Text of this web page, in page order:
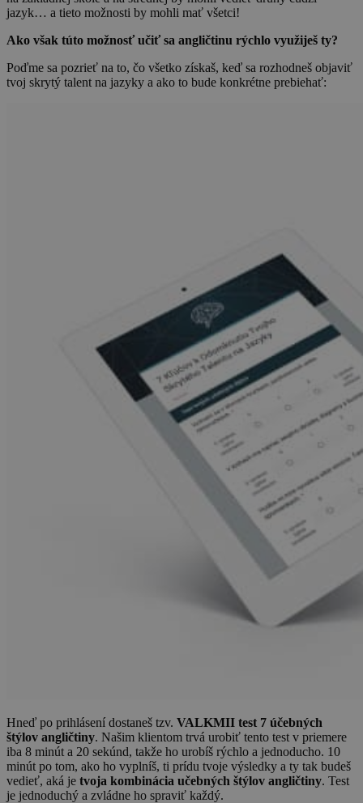
jazyk… a tieto možnosti by mohli mať všetci!
Ako však túto možnosť učiť sa angličtinu rýchlo využiješ ty?
Poďme sa pozrieť na to, čo všetko získaš, keď sa rozhodneš objaviť
tvoj skrytý talent na jazyky a ako to bude konkrétne prebiehať:
Hneď po prihlásení dostaneš tzv. VALKMII test 7 účebných
štýlov angličtiny. Našim klientom trvá urobiť tento test v priemere
iba 8 minút a 20 sekúnd, takže ho urobíš rýchlo a jednoducho. 10
minút po tom, ako ho vyplníš, ti prídu tvoje výsledky a ty tak budeš
vedieť, aká je tvoja kombinácia učebných štýlov angličtiny. Test
je jednoduchý a zvládne ho spraviť každý.